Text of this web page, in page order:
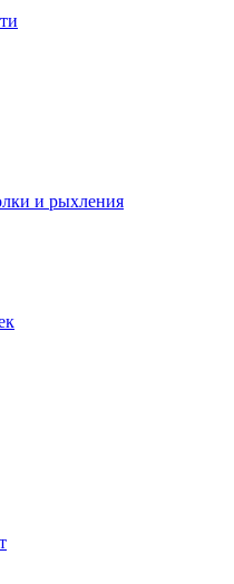
и рыхления